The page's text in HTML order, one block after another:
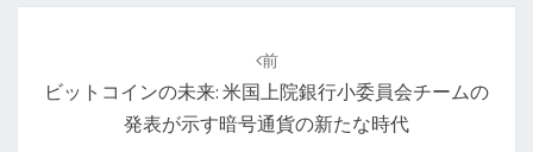
前
ビットコインの未来: 米国上院銀行小委員会チームの
発表が示す暗号通貨の新たな時代